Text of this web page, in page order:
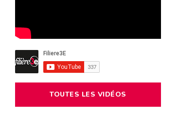
TOUTES LES VIDÉOS